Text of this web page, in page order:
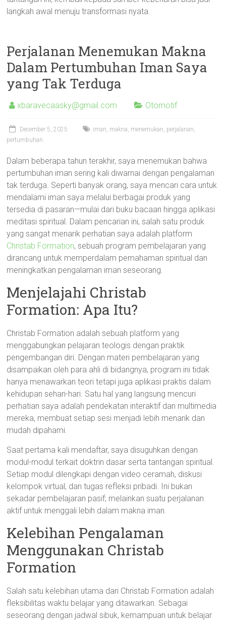
langkah awal menuju transformasi nyata.
Perjalanan Menemukan Makna
Dalam Pertumbuhan Iman Saya
yang Tak Terduga
xbaravecaasky@gmail.com Otomotif
December 5, 2025 iman, makna, menemukan, perjalanan,
pertumbuhan
Dalam beberapa tahun terakhir, saya menemukan bahwa
pertumbuhan iman sering kali diwarnai dengan pengalaman
tak terduga. Seperti banyak orang, saya mencari cara untuk
mendalami iman saya melalui berbagai produk yang
tersedia di pasaran—mulai dari buku bacaan hingga aplikasi
meditasi spiritual. Dalam pencarian ini, salah satu produk
yang sangat menarik perhatian saya adalah platform
Christab Formation, sebuah program pembelajaran yang
dirancang untuk memperdalam pemahaman spiritual dan
meningkatkan pengalaman iman seseorang.
Menjelajahi Christab
Formation: Apa Itu?
Christab Formation adalah sebuah platform yang
menggabungkan pelajaran teologis dengan praktik
pengembangan diri. Dengan materi pembelajaran yang
disampaikan oleh para ahli di bidangnya, program ini tidak
hanya menawarkan teori tetapi juga aplikasi praktis dalam
kehidupan sehari-hari. Satu hal yang langsung mencuri
perhatian saya adalah pendekatan interaktif dan multimedia
mereka, membuat setiap sesi menjadi lebih menarik dan
mudah dipahami.
Saat pertama kali mendaftar, saya disuguhkan dengan
modul-modul terkait doktrin dasar serta tantangan spiritual.
Setiap modul dilengkapi dengan video ceramah, diskusi
kelompok virtual, dan tugas refleksi pribadi. Ini bukan
sekadar pembelajaran pasif; melainkan suatu perjalanan
aktif untuk menggali lebih dalam makna iman.
Kelebihan Pengalaman
Menggunakan Christab
Formation
Salah satu kelebihan utama dari Christab Formation adalah
fleksibilitas waktu belajar yang ditawarkan. Sebagai
seseorang dengan jadwal sibuk, kemampuan untuk belajar